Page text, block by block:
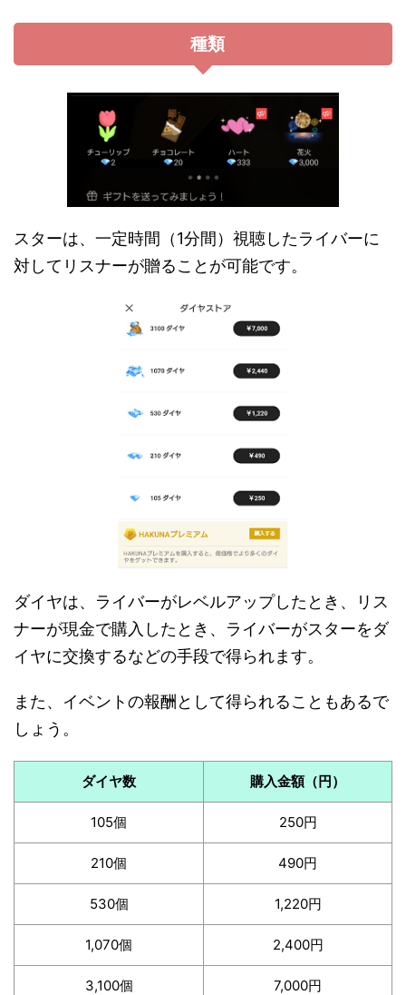
種類
スターは、一定時間（1分間）視聴したライバーに
対してリスナーが贈ることが可能です。
ダイヤは、ライバーがレベルアップしたとき、リス
ナーが現金で購入したとき、ライバーがスターをダ
イヤに交換するなどの手段で得られます。
また、イベントの報酬として得られることもあるで
しょう。
ダイヤ数 購入金額（円）
105個 250円
210個 490円
530個 1,220円
1,070個 2,400円
3,100個 7,000円